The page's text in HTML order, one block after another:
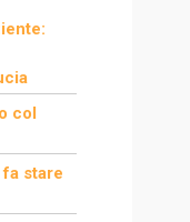
col
stare